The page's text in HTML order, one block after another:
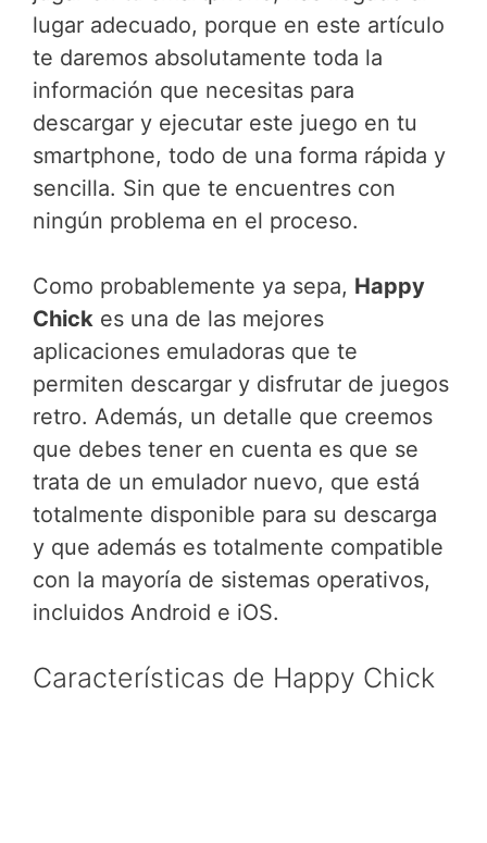
lugar adecuado, porque en este artículo
te daremos absolutamente toda la
información que necesitas para
descargar y ejecutar este juego en tu
smartphone, todo de una forma rápida y
sencilla. Sin que te encuentres con
ningún problema en el proceso.
Como probablemente ya sepa, Happy
Chick es una de las mejores
aplicaciones emuladoras que te
permiten descargar y disfrutar de juegos
retro. Además, un detalle que creemos
que debes tener en cuenta es que se
trata de un emulador nuevo, que está
totalmente disponible para su descarga
y que además es totalmente compatible
con la mayoría de sistemas operativos,
incluidos Android e iOS.
Características de Happy Chick